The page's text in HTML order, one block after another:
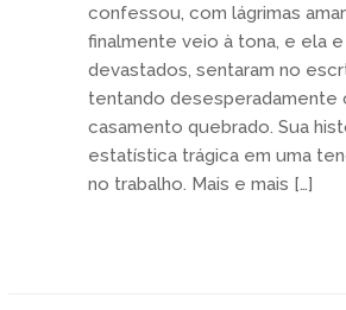
confessou, com lágrimas
finalmente veio à tona, e ela
devastados, sentaram no
tentando desesperadamente
casamento quebrado. Sua
estatística trágica em uma
no trabalho. Mais e mais […]